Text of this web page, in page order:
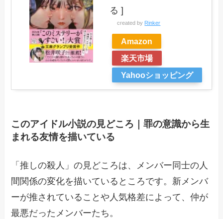
る ]
created by Rinker
Amazon
楽天市場
Yahooショッピング
このアイドル小説の見どころ｜罪の意識から生
まれる友情を描いている
「推しの殺人」の見どころは、メンバー同士の人
間関係の変化を描いているところです。新メンバ
ーが推されていることや人気格差によって、仲が
最悪だったメンバーたち。